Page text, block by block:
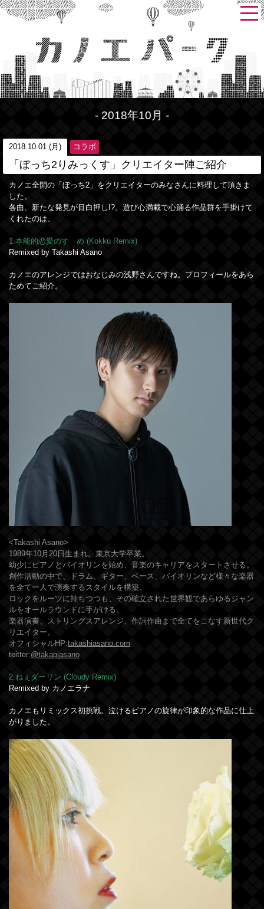
- 2018年10月 -
2018.10.01 (月) コラボ
「ぼっち2りみっくす」クリエイター陣ご紹介
カノエ全開の「ぼっち2」をクリエイターのみなさんに料理して頂きま
した。
各曲、新たな発見が目白押し!?。遊び心満載で心踊る作品群を手掛けて
くれたのは、
1.本能的恋愛のすゝめ (Kokku Remix)
Remixed by Takashi Asano
カノエのアレンジではおなじみの浅野さんですね。プロフィールをあら
ためてご紹介。
<Takashi Asano>
1989年10月20日生まれ。東京大学卒業。
幼少にピアノとバイオリンを始め、音楽のキャリアをスタートさせる。
創作活動の中で、ドラム、ギター、ベース、バイオリンなど様々な楽器
を全て一人で演奏するスタイルを構築。
ロックをルーツに持ちつつも、その確立された世界観であらゆるジャン
ルをオールラウンドに手がける。
楽器演奏、ストリングスアレンジ、作詞作曲まで全てをこなす新世代ク
リエイター。
オフィシャルHP:takashiasano.com
teitter:@takapiasano
2.ねぇダーリン (Cloudy Remix)
Remixed by カノエラナ
カノエもリミックス初挑戦。泣けるピアノの旋律が印象的な作品に仕上
がりました。